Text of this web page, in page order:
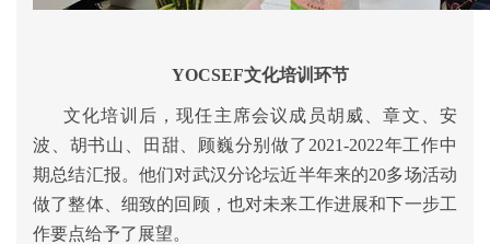
YOCSEF文化培训环节
文化培训后，现任主席会议成员胡威、章文、安
波、胡书山、田甜、顾巍分别做了2021-2022年工作中
期总结汇报。他们对武汉分论坛近半年来的20多场活动
做了整体、细致的回顾，也对未来工作进展和下一步工
作要点给予了展望。